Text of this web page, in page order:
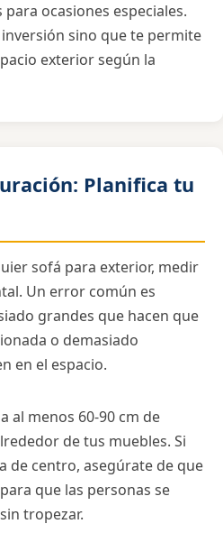
ocasiones especiales.
sino que te permite
exterior según la
Planifica tu
sofá para exterior, medir
Un error común es
grandes que hacen que
o demasiado
en el espacio.
al menos 60-90 cm de
de tus muebles. Si
de centro, asegúrate de que
que las personas se
tropezar.